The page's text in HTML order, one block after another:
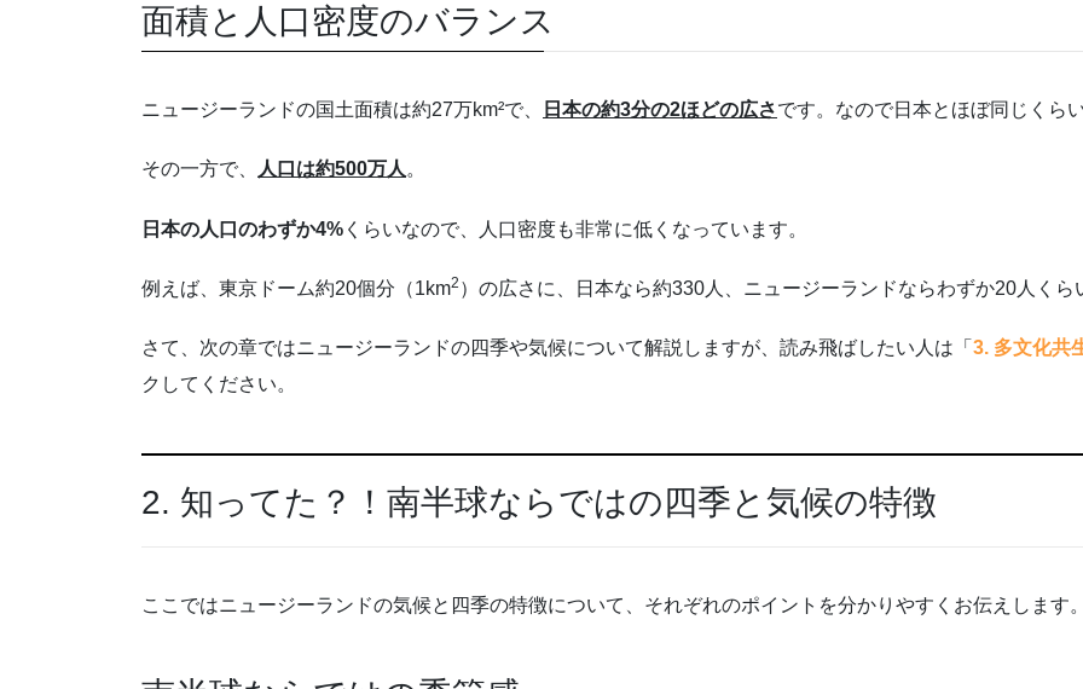
面積と人口密度のバランス
ニュージーランドの国土面積は約27万km²で、 日本の約3分の2ほどの広さです。なので日本とほぼ同じくら
その一方で、 人口は約500万人 。
日本の人口のわずか4% くらいなので、人口密度も非常に低くなっています。
例えば、東京ドーム約20個分（1km2 ）の広さに、日本なら約330人、ニュージーランドならわずか20人く
さて、次の章ではニュージーランドの四季や気候について解説しますが、読み飛ばしたい人は「 3. 多文化共
クしてください。
2. 知ってた？！南半球ならではの四季と気候の特徴
ここではニュージーランドの気候と四季の特徴について、それぞれのポイントを分かりやすくお伝えします